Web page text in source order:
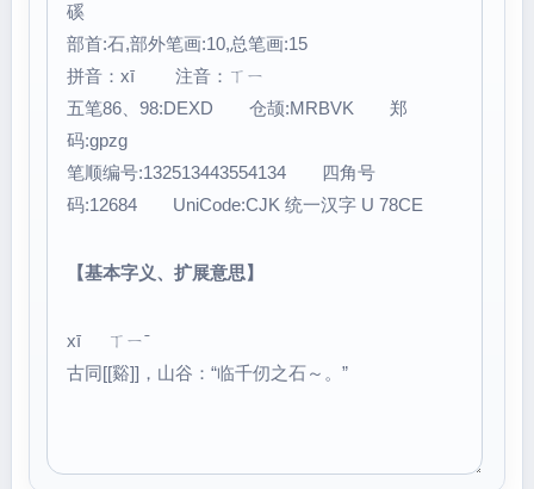
磎
部首:石,部外笔画:10,总笔画:15
拼音：xī 注音：ㄒㄧ
五笔86、98:DEXD 仓颉:MRBVK 郑
码:gpzg
笔顺编号:132513443554134 四角号
码:12684 UniCode:CJK 统一汉字 U 78CE
【基本字义、扩展意思】
xī ㄒㄧˉ
古同[[谿]]，山谷：“临千仞之石～。”